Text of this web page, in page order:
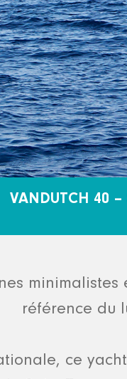
VANDUTCH 40 –
référence du
ce